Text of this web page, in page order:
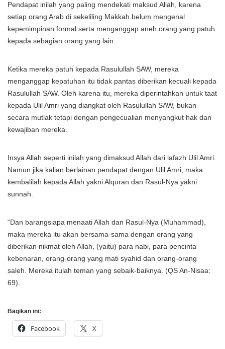
Pendapat inilah yang paling mendekati maksud Allah, karena
setiap orang Arab di sekeliling Makkah belum mengenal
kepemimpinan formal serta menganggap aneh orang yang patuh
kepada sebagian orang yang lain.
Ketika mereka patuh kepada Rasulullah SAW, mereka
menganggap kepatuhan itu tidak pantas diberikan kecuali kepada
Rasulullah SAW. Oleh karena itu, mereka diperintahkan untuk taat
kepada Ulil Amri yang diangkat oleh Rasulullah SAW, bukan
secara mutlak tetapi dengan pengecualian menyangkut hak dan
kewajiban mereka.
Insya Allah seperti inilah yang dimaksud Allah dari lafazh Ulil Amri.
Namun jika kalian berlainan pendapat dengan Ulil Amri, maka
kembalilah kepada Allah yakni Alquran dan Rasul-Nya yakni
sunnah.
“Dan barangsiapa menaati Allah dan Rasul-Nya (Muhammad),
maka mereka itu akan bersama-sama dengan orang yang
diberikan nikmat oleh Allah, (yaitu) para nabi, para pencinta
kebenaran, orang-orang yang mati syahid dan orang-orang
saleh. Mereka itulah teman yang sebaik-baiknya. (QS An-Nisaa:
69).
Bagikan ini:
Facebook X